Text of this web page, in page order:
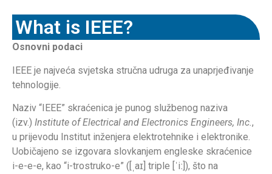
What is IEEE?​
Osnovni podaci
IEEE je najveća svjetska stručna udruga za unaprjeđivanje
tehnologije.
Naziv “IEEE” skraćenica je punog službenog naziva
(izv.) Institute of Electrical and Electronics Engineers, Inc.,
u prijevodu Institut inženjera elektrotehnike i elektronike.
Uobičajeno se izgovara slovkanjem engleske skraćenice
i-e-e-e, kao “i-trostruko-e” ([ˌaɪ] triple [ˈiː]), što na